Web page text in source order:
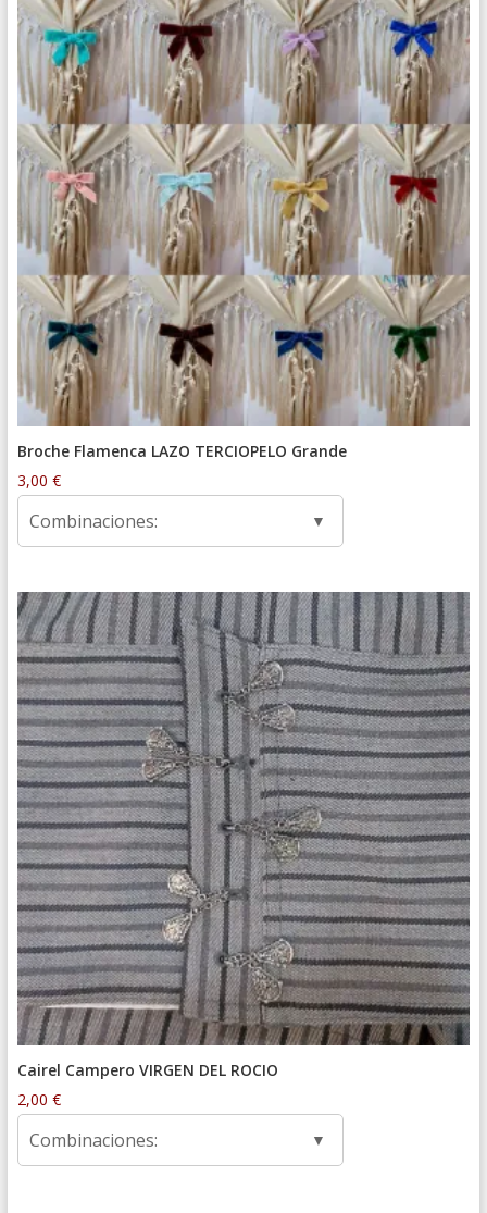
Broche Flamenca LAZO TERCIOPELO Grande
3,00 €
Combinaciones:
Cairel Campero VIRGEN DEL ROCIO
2,00 €
Combinaciones: